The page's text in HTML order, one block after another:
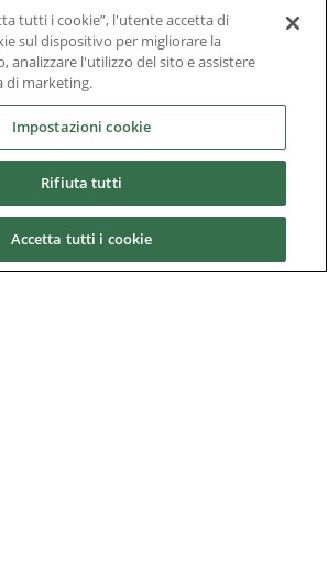
Techniques
Dynamics
tutti i cookie”, l'utente accetta di
sul dispositivo per migliorare la
analizzare l'utilizzo del sito e assistere
di marketing.
Impostazioni cookie
Rifiuta tutti
Accetta tutti i cookie